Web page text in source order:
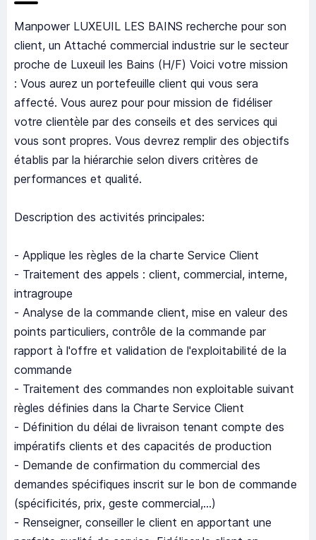
Manpower LUXEUIL LES BAINS recherche pour son
client, un Attaché commercial industrie sur le secteur
proche de Luxeuil les Bains (H/F) Voici votre mission
: Vous aurez un portefeuille client qui vous sera
affecté. Vous aurez pour pour mission de fidéliser
votre clientèle par des conseils et des services qui
vous sont propres. Vous devrez remplir des objectifs
établis par la hiérarchie selon divers critères de
performances et qualité.
Description des activités principales:
- Applique les règles de la charte Service Client
- Traitement des appels : client, commercial, interne,
intragroupe
- Analyse de la commande client, mise en valeur des
points particuliers, contrôle de la commande par
rapport à l'offre et validation de l'exploitabilité de la
commande
- Traitement des commandes non exploitable suivant
règles définies dans la Charte Service Client
- Définition du délai de livraison tenant compte des
impératifs clients et des capacités de production
- Demande de confirmation du commercial des
demandes spécifiques inscrit sur le bon de commande
(spécificités, prix, geste commercial,...)
- Renseigner, conseiller le client en apportant une